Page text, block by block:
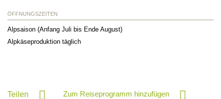
ÖFFNUNGSZEITEN
Alpsaison (Anfang Juli bis Ende August)
Alpkäseproduktion täglich
Teilen Zum Reiseprogramm hinzufügen